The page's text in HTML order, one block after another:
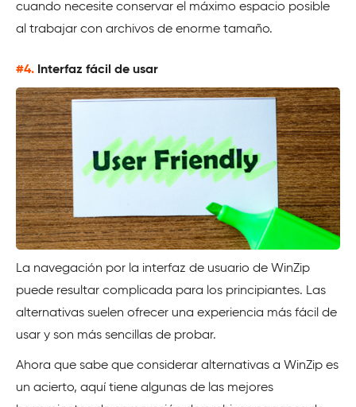
cuando necesite conservar el máximo espacio posible
al trabajar con archivos de enorme tamaño.
#4. Interfaz fácil de usar
La navegación por la interfaz de usuario de WinZip
puede resultar complicada para los principiantes. Las
alternativas suelen ofrecer una experiencia más fácil de
usar y son más sencillas de probar.
Ahora que sabe que considerar alternativas a WinZip es
un acierto, aquí tiene algunas de las mejores